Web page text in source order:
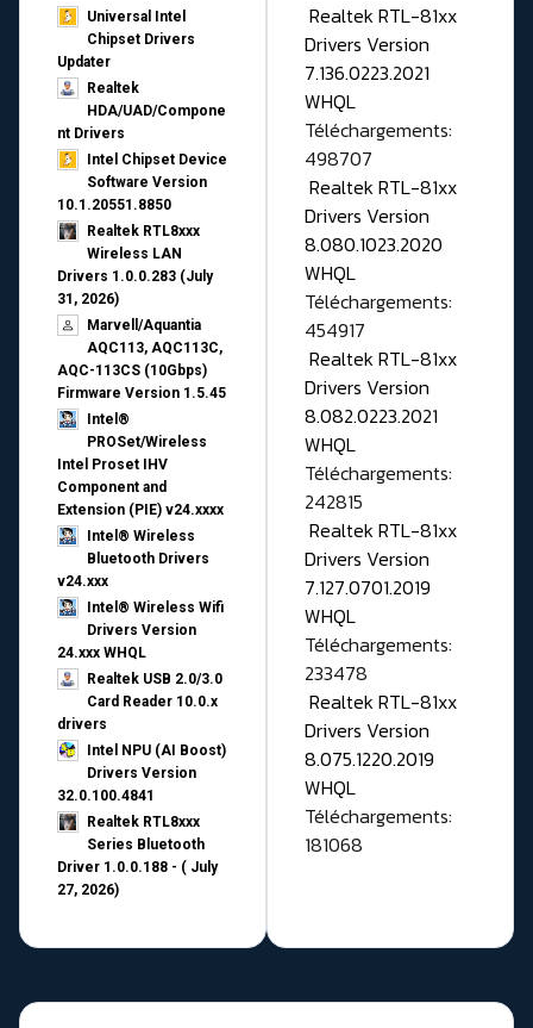
Universal Intel
Chipset Drivers
Updater​
Realtek
HDA/UAD/Compone
nt Drivers
Intel Chipset Device
Software Version
10.1.20551.8850
Realtek RTL8xxx
Wireless LAN
Drivers 1.0.0.283 (July
31, 2026)
Marvell/Aquantia
AQC113, AQC113C,
AQC-113CS (10Gbps)
Firmware Version 1.5.45
Intel®
PROSet/Wireless
Intel Proset IHV
Component and
Extension (PIE) v24.xxxx
Intel® Wireless
Bluetooth Drivers
v24.xxx
Intel® Wireless Wifi
Drivers Version
24.xxx WHQL
Realtek USB 2.0/3.0
Card Reader 10.0.x
drivers
Intel NPU (AI Boost)
Drivers Version
32.0.100.4841
Realtek RTL8xxx
Series Bluetooth
Driver 1.0.0.188 - ( July
27, 2026)
Realtek RTL-81xx
Drivers Version
7.136.0223.2021
WHQL
Téléchargements:
498707
Realtek RTL-81xx
Drivers Version
8.080.1023.2020
WHQL
Téléchargements:
454917
Realtek RTL-81xx
Drivers Version
8.082.0223.2021
WHQL
Téléchargements:
242815
Realtek RTL-81xx
Drivers Version
7.127.0701.2019
WHQL
Téléchargements:
233478
Realtek RTL-81xx
Drivers Version
8.075.1220.2019
WHQL
Téléchargements:
181068